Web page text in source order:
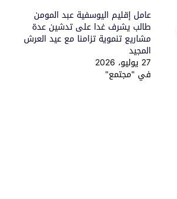
عامل إقليم اليوسفية عبد المومن
طالب يشرف غدا على تدشين عدة
مشاريع تنموية تزامنا مع عيد العرش
المجيد
27 يوليو، 2026
في "مجتمع"